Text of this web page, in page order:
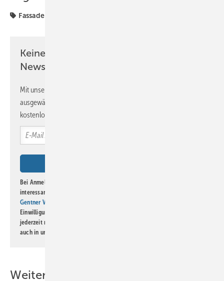
Fassadenbegrünung
Keine Zeit? Kein Problem mit dem BM
Newsletter!
Mit unserem Newsletter erhalten Sie regelmäßig von uns
ausgewählte Informationen und Neuigkeiten, gebündelt und
kostenlos direkt ins Postfach.
Bei Anmeldung zu diesem Newsletter bin ich damit einverstanden, über
interessante Verlags- und Online-Angebote
Gentner Verlag GmbH & Co. KG
Einwilligung kann ich jederzeit widerrufen und eine Abmeldung ist
jederzeit möglich. Informationen zum Umgang mit Daten finden Sie
auch in unserer
Weitere Inhalte